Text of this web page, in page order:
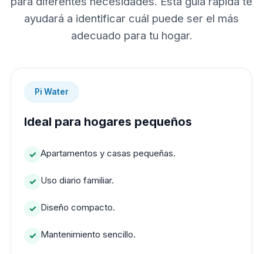
ayudará a identificar cuál puede ser el más
adecuado para tu hogar.
Pi Water
Ideal para hogares pequeños
Apartamentos y casas pequeñas.
Uso diario familiar.
Diseño compacto.
Mantenimiento sencillo.